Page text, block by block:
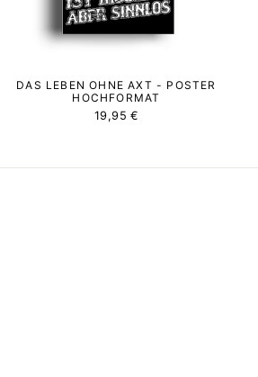
DAS LEBEN OHNE AXT - POSTER
HOCHFORMAT
19,95 €